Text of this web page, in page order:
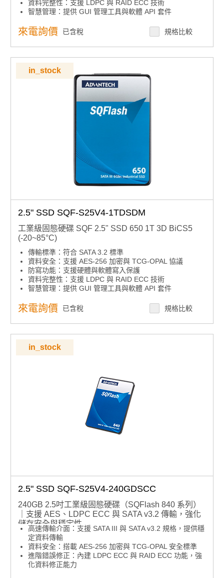
資料完整性：支援 LDPC 與 RAID ECC 技術
智慧管理：提供 GUI 管理工具與軟體 API 套件
高耐久選項：支援 sTLC 高耐久度儲存產品
來電詢價 已含稅 規格比較
in_stock
2.5" SSD SQF-S25V4-1TDSDM
工業級固態硬碟 SQF 2.5" SSD 650 1T 3D BiCS5
(-20~85°C)
傳輸標準：符合 SATA 3.2 標準
資料安全：支援 AES-256 加密與 TCG-OPAL 協議
防寫功能：支援硬體與軟體寫入保護
資料完整性：支援 LDPC 與 RAID ECC 技術
智慧管理：提供 GUI 管理工具與軟體 API 套件
高耐久選項：支援 sTLC 高耐久度儲存產品
來電詢價 已含稅 規格比較
in_stock
2.5" SSD SQF-S25V4-240GDSCC
240GB 2.5吋工業級固態硬碟（SQFlash 840 系列）
｜支援 AES、LDPC ECC 與 SATA v3.2 傳輸，強化
儲存安全與穩定性
高速傳輸介面：支援 SATA III 與 SATA v3.2 規格，提供穩
定資料傳輸
資料安全：搭載 AES-256 加密與 TCG-OPAL 安全標準
進階錯誤修正：內建 LDPC ECC 與 RAID ECC 功能，強
化資料修正能力